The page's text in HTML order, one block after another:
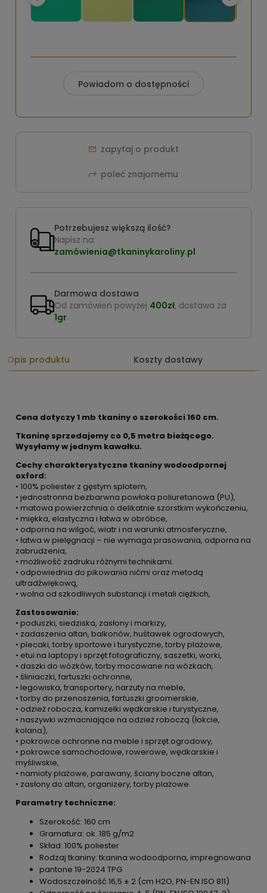
Powiadom o dostępności
zapytaj o produkt
poleć znajomemu
Potrzebujesz większą ilość?
Napisz na:
zamówienia@tkaninykaroliny.pl
Darmowa dostawa
Od zamówień powyżej 400zł, dostawa za
1gr.
Opis produktu Koszty dostawy
Cena dotyczy 1 mb tkaniny o szerokości 160 cm.
Tkaninę sprzedajemy co 0,5 metra bieżącego.
Wysyłamy w jednym kawałku.
Cechy charakterystyczne tkaniny wodoodpornej
oxford:
• 100% poliester z gęstym splotem,
• jednostronna bezbarwna powłoka poliuretanowa (PU),
• matowa powierzchnia o delikatnie szorstkim wykończeniu,
• miękka, elastyczna i łatwa w obróbce,
• odporna na wilgoć, wiatr i na warunki atmosferyczne,
• łatwa w pielęgnacji – nie wymaga prasowania, odporna na
zabrudzenia,
• możliwość zadruku różnymi technikami.
• odpowiednia do pikowania nićmi oraz metodą
ultradźwiękową,
• wolna od szkodliwych substancji i metali ciężkich,
Zastosowanie:
• poduszki, siedziska, zasłony i markizy,
• zadaszenia altan, balkonów, huśtawek ogrodowych,
• plecaki, torby sportowe i turystyczne, torby plażowe,
• etui na laptopy i sprzęt fotograficzny, saszetki, worki,
• daszki do wózków, torby mocowane na wózkach,
• śliniaczki, fartuszki ochronne,
• legowiska, transportery, narzuty na meble,
• torby do przenoszenia, fartuszki groomerskie,
• odzież robocza, kamizelki wędkarskie i turystyczne,
• naszywki wzmacniające na odzież roboczą (łokcie,
kolana),
• pokrowce ochronne na meble i sprzęt ogrodowy,
• pokrowce samochodowe, rowerowe, wędkarskie i
myśliwskie,
• namioty plażowe, parawany, ściany boczne altan,
• zasłony do altan, organizery, torby plażowe.
Parametry techniczne:
Szerokość: 160 cm
Gramatura: ok. 185 g/m2
Skład: 100% poliester
Rodzaj tkaniny: tkanina wodoodporna, impregnowana
pantone 19-2024 TPG
Wodoszczelność 16,5 ± 2 (cm H2O, PN-EN ISO 811)